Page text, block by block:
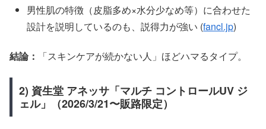
男性肌の特徴（皮脂多め×水分少なめ等）に合わせた
設計を説明しているのも、説得力が強い (fancl.jp)
結論： 「スキンケアが続かない人」ほどハマるタイプ。
2) 資生堂 アネッサ「マルチ コントロールUV ジ
ェル」（2026/3/21〜販路限定）